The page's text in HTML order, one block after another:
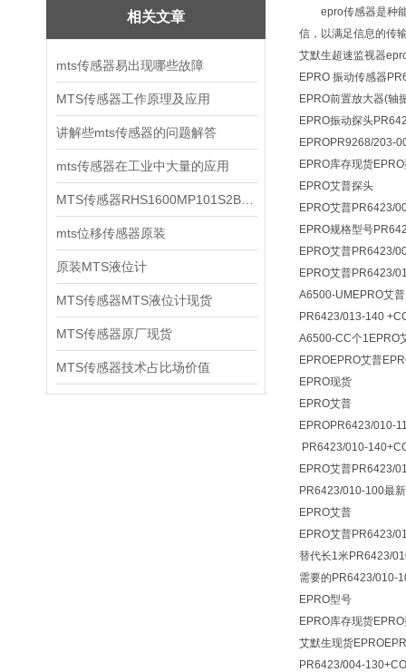
相关文章
mts传感器易出现哪些故障
MTS传感器工作原理及应用
讲解些mts传感器的问题解答
mts传感器在工业中大量的应用
mts位移传感器原装
原装MTS液位计
MTS传感器MTS液位计现货
MTS传感器原厂现货
MTS传感器技术占比场价值
epro传感器是种能
信，以满足信息的传
艾默生超速监视器
EPRO 振动传感器
EPRO前置放大器(
EPRO振动探头
EPROPR9268/203-
EPRO库存现货
EPRO艾普探头
EPRO艾普PR6423/
EPRO规格型号
EPRO艾普PR6423/
EPRO艾普PR6423/
A6500-UMEPRO艾
PR6423/013-140
A6500-CC个1EPRO
EPROEPRO艾普
EPRO现货
EPRO艾普
EPROPR6423/010-
PR6423/010-
EPRO艾普PR6423/
PR6423/010-100最
EPRO艾普
EPRO艾普PR6423/
替代长1米PR6423/
需要的PR6423/010-
EPRO型号
EPRO库存现货
艾默生现货
PR6423/004-